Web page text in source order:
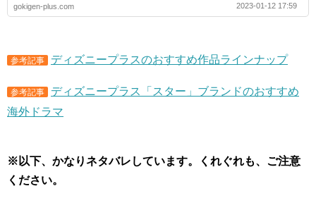
gokigen-plus.com 2023-01-12 17:59
参考記事 ディズニープラスのおすすめ作品ラインナップ
参考記事
ディズニープラス「スター」ブランドのおすすめ
海外ドラマ
※以下、かなりネタバレしています。くれぐれも、ご注意
ください。